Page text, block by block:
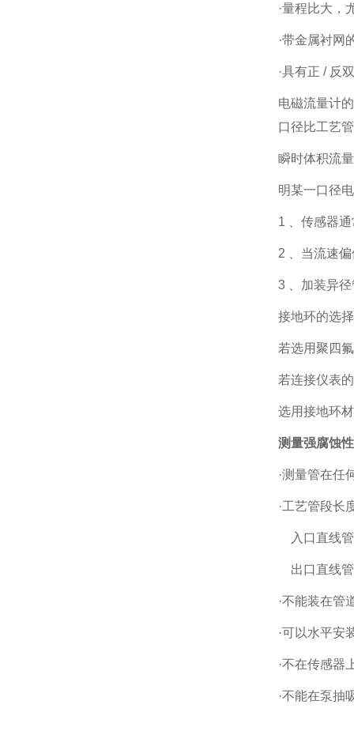
·量程比大，
·带金属衬网
·具有正 / 反
电磁流量计
口径比工艺
瞬时体积流
明某一口径
1 、传感器
2 、当流速
3 、加装异
接地环的选择
若选用聚四
若连接仪表
选用接地环
测量强腐蚀
·测量管在任
·工艺管段长
入口直线管
出口直线管
·不能装在管
·可以水平安
·不在传感器
·不能在泵抽